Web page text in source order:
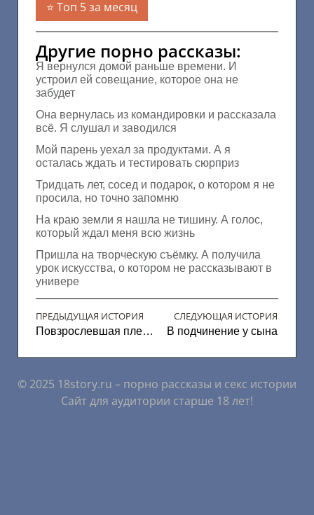
Топ 5 за месяц
Другие порно рассказы:
Я вернулся домой раньше времени. И
устроил ей совещание, которое она не
забудет
Она вернулась из командировки и рассказала
всё. Я слушал и заводился
Мой парень уехал за продуктами. А я
осталась ждать и тестировать сюрприз
Тридцать лет, сосед и подарок, о котором я не
просила, но точно запомню
На краю земли я нашла не тишину. А голос,
который ждал меня всю жизнь
Пришла на творческую съёмку. А получила
урок искусства, о котором не рассказывают в
универе
ПРЕДЫДУЩАЯ ИСТОРИЯ
Повзрослевшая племянница
СЛЕДУЮЩАЯ ИСТОРИЯ
В подчинение у сына
© 2025 18story.ru – порно рассказы и секс истории
Сайт для аудитории старше 18 лет!